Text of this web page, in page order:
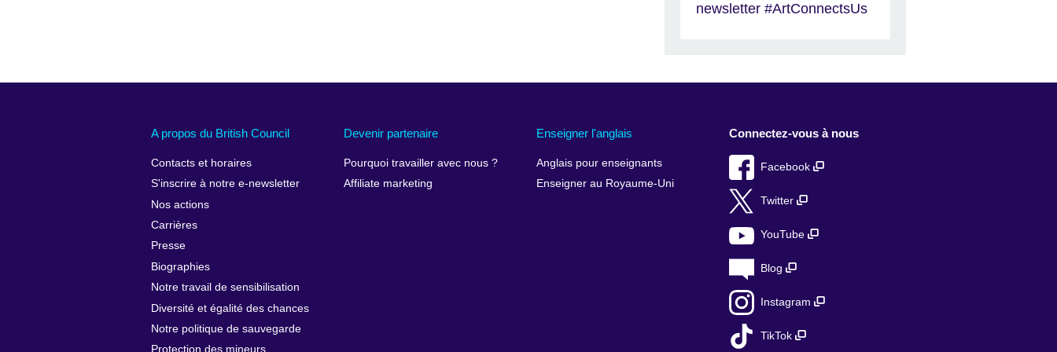
newsletter #ArtConnectsUs
A propos du British Council
Contacts et horaires
S'inscrire à notre e-newsletter
Nos actions
Carrières
Presse
Biographies
Notre travail de sensibilisation
Diversité et égalité des chances
Notre politique de sauvegarde
Protection des mineurs
Devenir partenaire
Pourquoi travailler avec nous ?
Affiliate marketing
Enseigner l'anglais
Anglais pour enseignants
Enseigner au Royaume-Uni
Connectez-vous à nous
Facebook
Twitter
YouTube
Blog
Instagram
TikTok